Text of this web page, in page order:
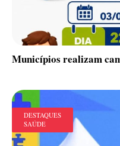
Municípios realizam
DESTAQUES
SAÚDE